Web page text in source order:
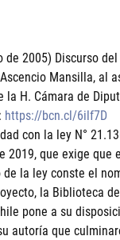
de 2005) Discurso
Mansilla, al
la H. Cámara de
https://bcn.cl/6ilf7D
con la ley N°
2019, que exige que
la ley conste el
la Biblioteca
pone a su
autoría que